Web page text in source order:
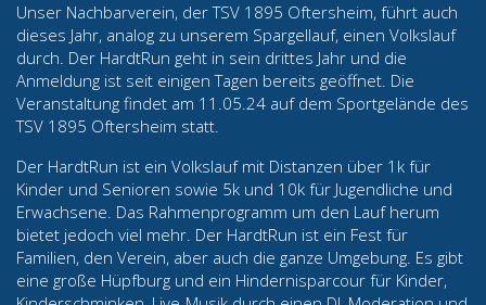
Unser Nachbarverein, der TSV 1895 Oftersheim, führt auch
dieses Jahr, analog zu unserem Spargellauf, einen Volkslauf
durch. Der HardtRun geht in sein drittes Jahr und die
Anmeldung ist seit einigen Tagen bereits geöffnet. Die
Veranstaltung findet am 11.05.24 auf dem Sportgelände des
TSV 1895 Oftersheim statt.
Der HardtRun ist ein Volkslauf mit Distanzen über 1k für
Kinder und Senioren sowie 5k und 10k für Jugendliche und
Erwachsene. Das Rahmenprogramm um den Lauf herum
bietet jedoch viel mehr. Der HardtRun ist ein Fest für
Familien, den Verein, aber auch die ganze Umgebung. Es gibt
eine große Hüpfburg und ein Hindernisparcour für Kinder,